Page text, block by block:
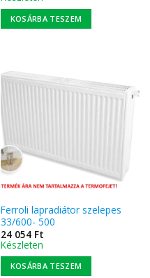
KOSÁRBA TESZEM
Ferroli lapradiátor szelepes
33/600- 500
24 054 Ft
Készleten
KOSÁRBA TESZEM